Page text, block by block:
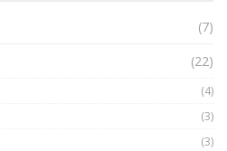
2022: Những sự kiện ảnh hưởng
tiền mã hoá | Phổ cập
(7)
(22)
(4)
(3)
(3)